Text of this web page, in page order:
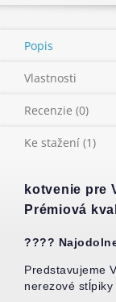
Popis
Vlastnosti
Recenzie (0)
Ke stažení (1)
kotvenie pre
Prémiová
????
Predstavujeme
nerezové